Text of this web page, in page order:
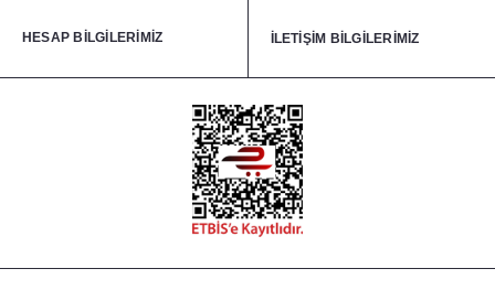
HESAP BİLGİLERİMİZ İLETİŞİM BİLGİLERİMİZ